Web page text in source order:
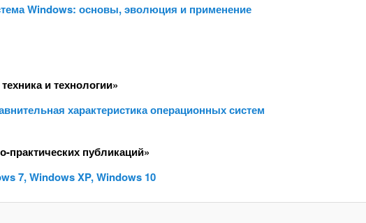
Windows: основы, эволюция и применение
и технологии»
характеристика операционных систем
практических публикаций»
7, Windows XP, Windows 10